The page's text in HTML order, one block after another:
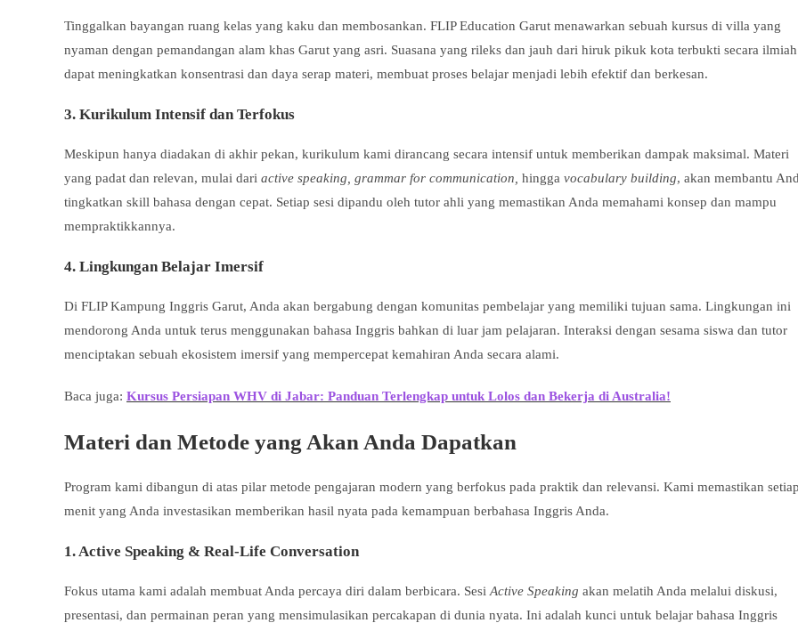
Tinggalkan bayangan ruang kelas yang kaku dan membosankan. FLIP Education Garut menawarkan sebuah kursus di villa yang
nyaman dengan pemandangan alam khas Garut yang asri. Suasana yang rileks dan jauh dari hiruk pikuk kota terbukti secara ilmiah
dapat meningkatkan konsentrasi dan daya serap materi, membuat proses belajar menjadi lebih efektif dan berkesan.
3. Kurikulum Intensif dan Terfokus
Meskipun hanya diadakan di akhir pekan, kurikulum kami dirancang secara intensif untuk memberikan dampak maksimal. Materi
yang padat dan relevan, mulai dari active speaking, grammar for communication, hingga vocabulary building, akan membantu
tingkatkan skill bahasa dengan cepat. Setiap sesi dipandu oleh tutor ahli yang memastikan Anda memahami konsep dan mampu
mempraktikkannya.
4. Lingkungan Belajar Imersif
Di FLIP Kampung Inggris Garut, Anda akan bergabung dengan komunitas pembelajar yang memiliki tujuan sama. Lingkungan ini
mendorong Anda untuk terus menggunakan bahasa Inggris bahkan di luar jam pelajaran. Interaksi dengan sesama siswa dan tutor
menciptakan sebuah ekosistem imersif yang mempercepat kemahiran Anda secara alami.
Baca juga: Kursus Persiapan WHV di Jabar: Panduan Terlengkap untuk Lolos dan Bekerja di Australia!
Materi dan Metode yang Akan Anda Dapatkan
Program kami dibangun di atas pilar metode pengajaran modern yang berfokus pada praktik dan relevansi. Kami memastikan
menit yang Anda investasikan memberikan hasil nyata pada kemampuan berbahasa Inggris Anda.
1. Active Speaking & Real-Life Conversation
Fokus utama kami adalah membuat Anda percaya diri dalam berbicara. Sesi Active Speaking akan melatih Anda melalui diskusi,
presentasi, dan permainan peran yang mensimulasikan percakapan di dunia nyata. Ini adalah kunci untuk belajar bahasa Inggris